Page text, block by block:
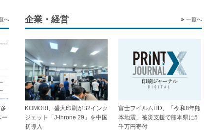
へ 企業・経営 一覧へ
KOMORI、盛大印刷がB2インク
ジェット「J-throne 29」を中国
初導入
富士フイルムHD、「令和8年熊
本地震」被災支援で熊本県に5
千万円寄付